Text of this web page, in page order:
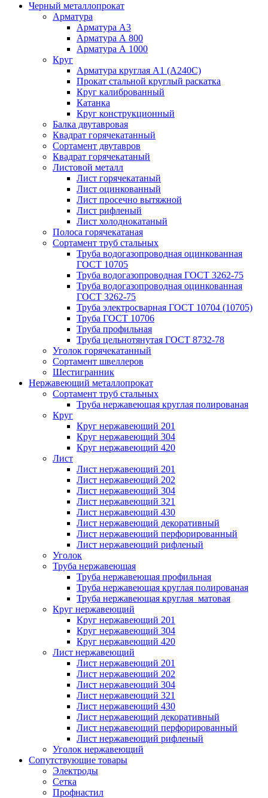
Черный металлопрокат
Арматура
Арматура А3
Арматура А 800
Арматура А 1000
Круг
Арматура круглая А1 (А240C)
Прокат стальной круглый раскатка
Круг калиброванный
Катанка
Круг конструкционный
Балка двутавровая
Квадрат горячекатанный
Сортамент двутавров
Квадрат горячекатаный
Листовой металл
Лист горячекатаный
Лист оцинкованный
Лист просечно вытяжной
Лист рифленый
Лист холоднокатаный
Полоса горячекатаная
Сортамент труб стальных
Труба водогазопроводная оцинкованная
ГОСТ 10705
Труба водогазопроводная ГОСТ 3262-75
Труба водогазопроводная оцинкованная
ГОСТ 3262-75
Труба электросварная ГОСТ 10704 (10705)
Труба ГОСТ 10706
Труба профильная
Труба цельнотянутая ГОСТ 8732-78
Уголок горячекатанный
Сортамент швеллеров
Шестигранник
Нержавеющий металлопрокат
Сортамент труб стальных
Труба нержавеющая круглая полированая
Круг
Круг нержавеющий 201
Круг нержавеющий 304
Круг нержавеющий 420
Лист
Лист нержавеющий 201
Лист нержавеющий 202
Лист нержавеющий 304
Лист нержавеющий 321
Лист нержавеющий 430
Лист нержавеющий декоративный
Лист нержавеющий перфорированный
Лист нержавеющий рифленый
Уголок
Труба нержавеющая
Труба нержавеющая профильная
Труба нержавеющая круглая полированая
Труба нержавеющая круглая матовая
Круг нержавеющий
Круг нержавеющий 201
Круг нержавеющий 304
Круг нержавеющий 420
Лист нержавеющий
Лист нержавеющий 201
Лист нержавеющий 202
Лист нержавеющий 304
Лист нержавеющий 321
Лист нержавеющий 430
Лист нержавеющий декоративный
Лист нержавеющий перфорированный
Лист нержавеющий рифленый
Уголок нержавеющий
Cопутствующие товары
Электроды
Сетка
Профнастил